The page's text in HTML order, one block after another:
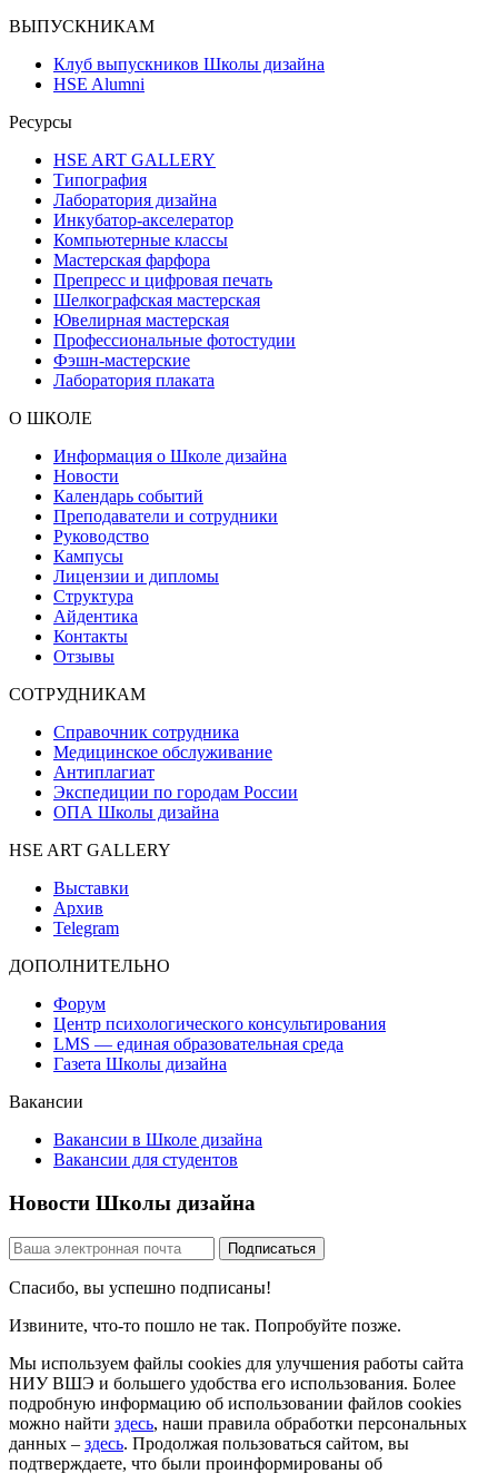
ВЫПУСКНИКАМ
Клуб выпускников Школы дизайна
HSE Alumni
Ресурсы
HSE ART GALLERY
Типография
Лаборатория дизайна
Инкубатор-акселератор
Компьютерные классы
Мастерская фарфора
Препресс и цифровая печать
Шелкографская мастерская
Ювелирная мастерская
Профессиональные фотостудии
Фэшн-мастерские
Лаборатория плаката
О ШКОЛЕ
Информация о Школе дизайна
Новости
Календарь событий
Преподаватели и сотрудники
Руководство
Кампусы
Лицензии и дипломы
Структура
Айдентика
Контакты
Отзывы
СОТРУДНИКАМ
Справочник сотрудника
Медицинское обслуживание
Антиплагиат
Экспедиции по городам России
ОПА Школы дизайна
HSE ART GALLERY
Выставки
Архив
Telegram
ДОПОЛНИТЕЛЬНО
Форум
Центр психологического консультирования
LMS — единая образовательная среда
Газета Школы дизайна
Вакансии
Вакансии в Школе дизайна
Вакансии для студентов
Новости Школы дизайна
Спасибо, вы успешно подписаны!
Извините, что-то пошло не так. Попробуйте позже.
Мы используем файлы cookies для улучшения работы сайта
НИУ ВШЭ и большего удобства его использования. Более
подробную информацию об использовании файлов cookies
можно найти здесь, наши правила обработки персональных
данных – здесь. Продолжая пользоваться сайтом, вы
подтверждаете, что были проинформированы об